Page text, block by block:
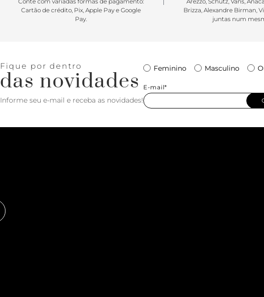
Cartão de crédito, Pix, Apple Pay e Google
Pay.
Brizza, Alexandre Birman,
juntas num
Fique por dentro
das novidades
Informe seu e-mail e receba as novidades!
Feminino Masculino
E-mail*